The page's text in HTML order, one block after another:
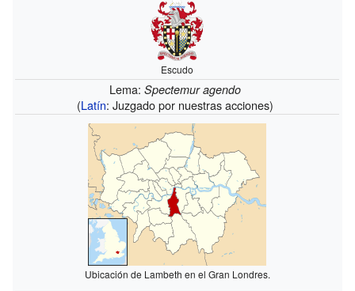
Escudo
Lema: Spectemur agendo
(Latín: Juzgado por nuestras acciones)
Ubicación de Lambeth en el Gran Londres.